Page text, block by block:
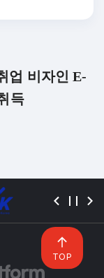
업 비자인 E-
득
TOP